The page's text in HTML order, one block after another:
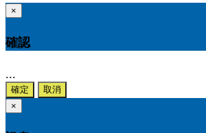
×
確認
...
確定
取消
×